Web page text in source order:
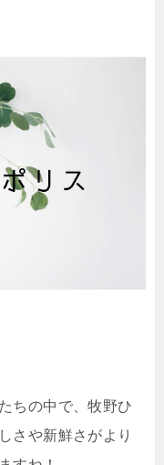
ちの中で、牧野ひ
さや新鮮さがより